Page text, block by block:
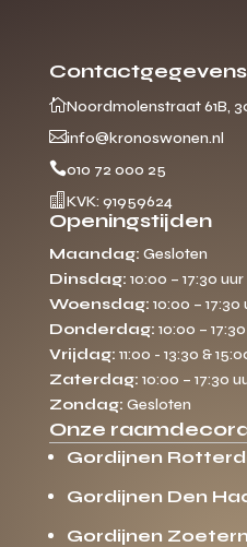
Contactgegevens
Noordmolenstraat 61B,
info@kronoswonen.nl
010 72 000 25
 KVK: 91959624
Openingstijden
Maandag: Gesloten
Dinsdag: 10:00 – 17:30 uur
Woensdag: 10:00 – 17:30
Donderdag: 10:00 –
Vrijdag: 11:00 - 13:30 &
Zaterdag: 10:00 – 17:30
Zondag: Gesloten
Onze
Gordijnen
Gordijnen Den
Gordijnen